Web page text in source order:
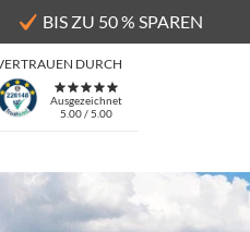
BIS ZU 50 % SPAREN
DURCH
Ausgezeichnet
5.00 / 5.00